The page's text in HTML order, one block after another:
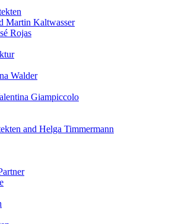
Martin Kaltwasser
Rojas
Walder
Giampiccolo
and Helga Timmermann